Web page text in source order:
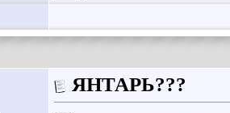
ЯНТАРЬ???